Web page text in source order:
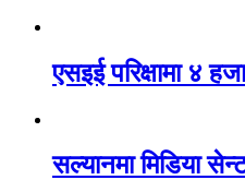
एसइई परिक्षामा ४
सल्यानमा मिडिया